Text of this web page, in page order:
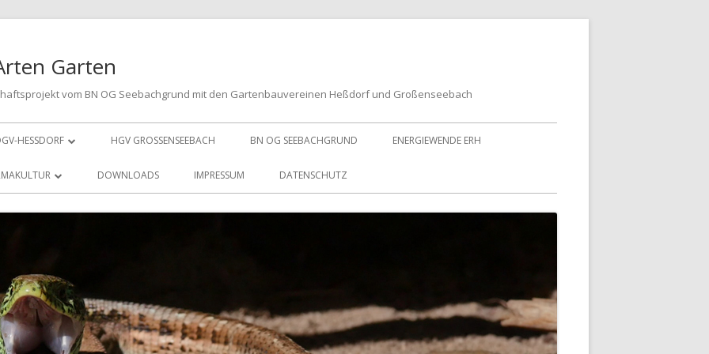
Garten
vom BN OG Seebachgrund mit den Gartenbauvereinen Heßdorf und Großenseebach
HESSDORF
VORSTAND
HGV GROSSENSEEBACH BN OG SEEBACHGRUND ENERGIEWENDE ERH
PUFFERZONE
HOTSPOTS
DOWNLOADS IMPRESSUM DATENSCHUTZ